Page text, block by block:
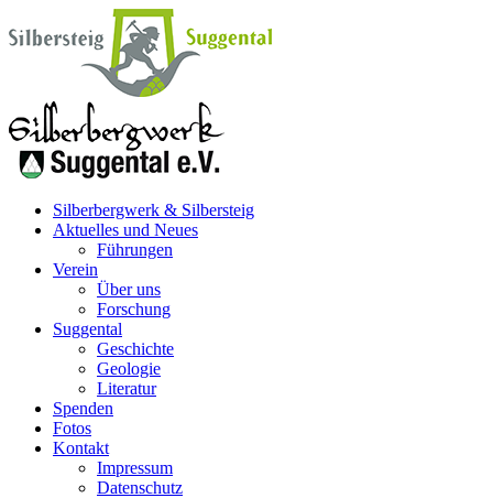
Silberbergwerk & Silbersteig
Aktuelles und Neues
Führungen
Verein
Über uns
Forschung
Suggental
Geschichte
Geologie
Literatur
Spenden
Fotos
Kontakt
Impressum
Datenschutz